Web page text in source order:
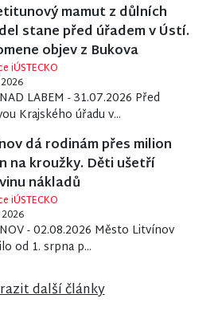
mamut z důlních
stane před úřadem v Ústí.
objev z Bukova
iÚSTECKO
LABEM - 31.07.2026 Před
Krajského úřadu v...
dá rodinám přes milion
na kroužky. Děti ušetří
nákladů
iÚSTECKO
- 02.08.2026 Město Litvínov
od 1. srpna p...
další články